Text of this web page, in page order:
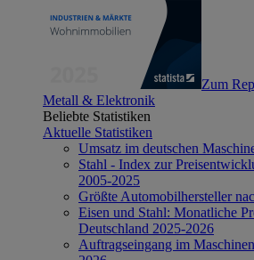
Zum
Metall & Elektronik
Beliebte Statistiken
Aktuelle Statistiken
Umsatz im deutschen
Stahl - Index zur
2005-2025
Größte Automobilhersteller
Eisen und Stahl: Monatliche
Deutschland 2025-2026
Auftragseingang im